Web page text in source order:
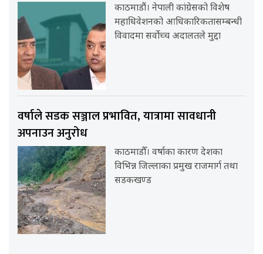
काठमाडौं। नेपाली कांग्रेसको विशेष
महाधिवेशनको आधिकारिकतासम्बन्धी
विवादमा सर्वोच्च अदालतले मुद्दा
वर्षाले सडक सञ्जाल प्रभावित, यात्रामा सावधानी
अपनाउन अनुरोध
काठमाडौँ। वर्षाका कारण देशका
विभिन्न जिल्लाका प्रमुख राजमार्ग तथा
सडकखण्ड